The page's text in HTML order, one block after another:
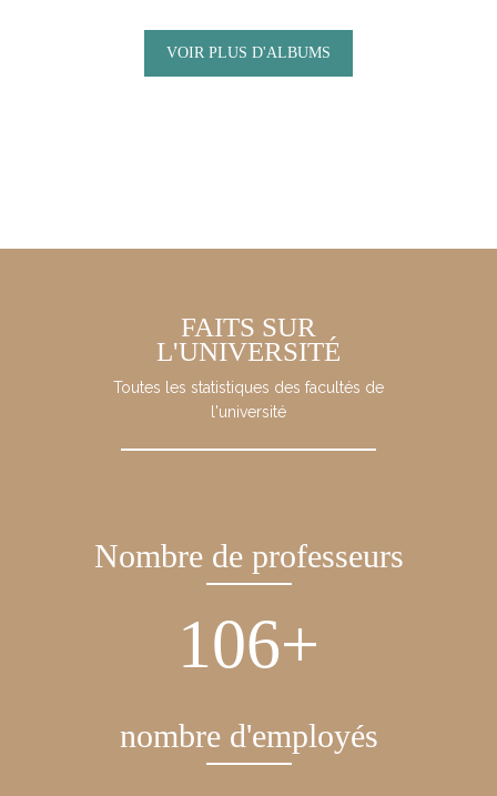
VOIR PLUS D'ALBUMS
FAITS SUR
L'UNIVERSITÉ
Toutes les statistiques des facultés de
l'université
Nombre de professeurs
129+
nombre d'employés